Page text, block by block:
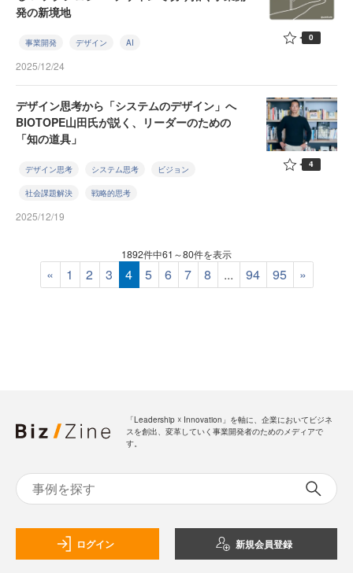
発の新境地
事業開発 デザイン AI
2025/12/24
0
デザイン思考から「システムのデザイン」へ
BIOTOPE山田氏が説く、リーダーのための
「知の道具」
デザイン思考 システム思考 ビジョン
社会課題解決 戦略的思考
2025/12/19
4
1892件中61～80件を表示
« 1 2 3 4 5 6 7 8 ... 94 95 »
「Leadership ☓ Innovation」を軸に、企業においてビジネ
スを創出、変革していく事業開発者のためのメディアで
す。
ログイン 新規会員登録